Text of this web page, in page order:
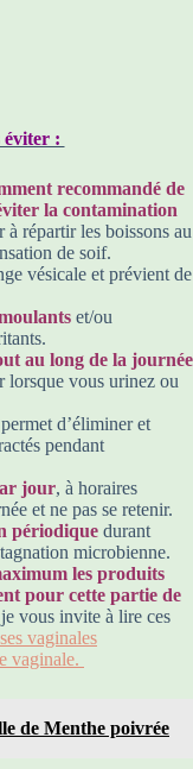
éviter :
recommandé de
la contamination
à répartir les boissons au
de soif.
vésicale et prévient de
et/ou
au long de la journée
lorsque vous urinez ou
permet d’éliminer et
pendant
jour, à horaires
et ne pas se retenir.
périodique durant
microbienne.
les produits
pour cette partie de
vous invite à lire ces
vaginales
vaginale.
de Menthe poivrée